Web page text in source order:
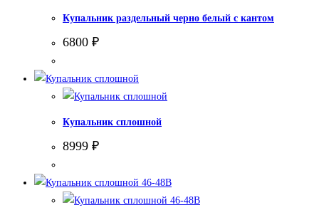
Купальник раздельный черно белый с кантом
6800 ₽
Купальник сплошной
8999 ₽